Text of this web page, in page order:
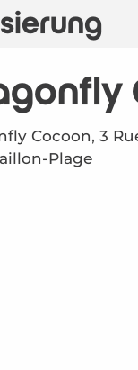
Cocoon, 3
Plage